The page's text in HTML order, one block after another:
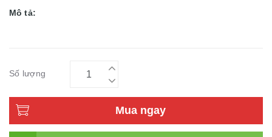
Mô tả:
Số lượng
Mua ngay